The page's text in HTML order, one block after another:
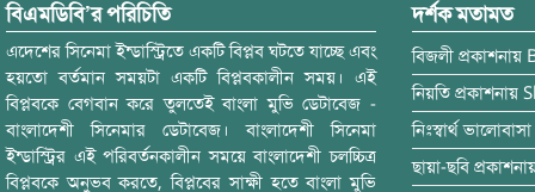
বিএমডিবি’র পরিচিতি
এদেশের সিনেমা ইন্ডাস্ট্রিতে একটি বিপ্লব ঘটতে যাচ্ছে এবং
হয়তো বর্তমান সময়টা একটি বিপ্লবকালীন সময়। এই
বিপ্লবকে বেগবান করে তুলতেই বাংলা মুভি ডেটাবেজ -
বাংলাদেশী সিনেমার ডেটাবেজ। বাংলাদেশী সিনেমা
ইন্ডাস্ট্রির এই পরিবর্তনকালীন সময়ে বাংলাদেশী চলচ্চিত্র
বিপ্লবকে অনুভব করতে, বিপ্লবের সাক্ষী হতে বাংলা মুভি
দর্শক মতামত
বিজলী প্রকাশনায়
নিয়তি প্রকাশনায়
নিঃস্বার্থ ভালোবাসা
ছায়া-ছবি